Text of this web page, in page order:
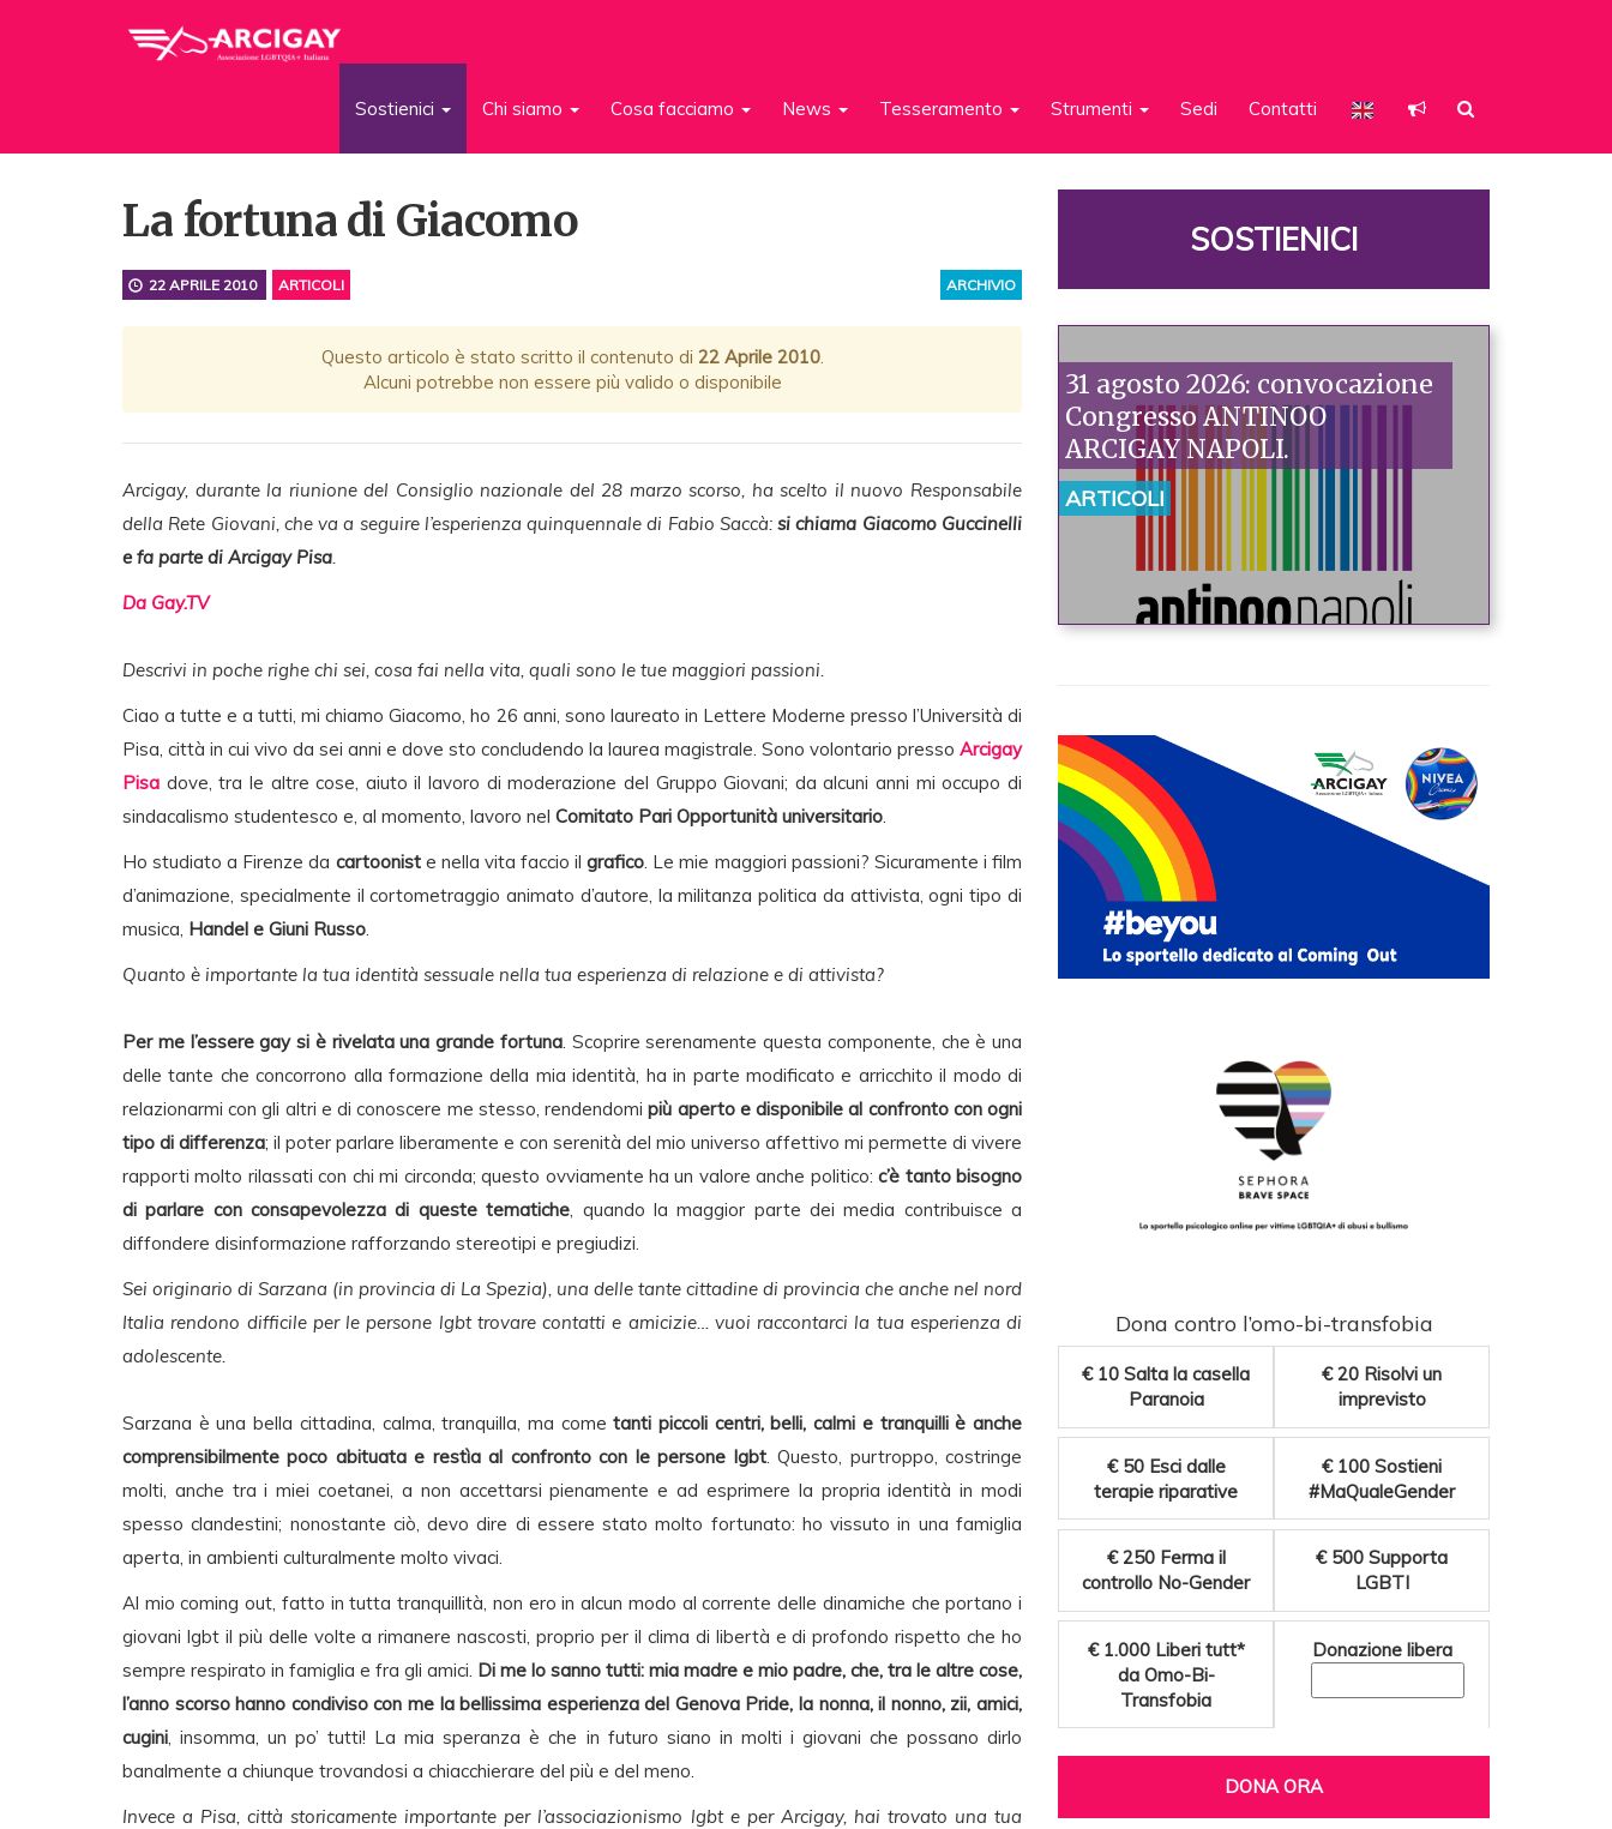
Sostienici Chi siamo Cosa facciamo News Tesseramento Strumenti Sedi Contatti
La fortuna di Giacomo
ARCHIVIO
22 APRILE 2010 ARTICOLI
Questo articolo è stato scritto il contenuto di 22 Aprile 2010.
Alcuni potrebbe non essere più valido o disponibile
Arcigay, durante la riunione del Consiglio nazionale del 28 marzo scorso, ha scelto il nuovo Responsabile
della Rete Giovani, che va a seguire l’esperienza quinquennale di Fabio Saccà:si chiama Giacomo Guccinelli
e fa parte di Arcigay Pisa.
Da Gay.TV
Descrivi in poche righe chi sei, cosa fai nella vita, quali sono le tue maggiori passioni.
Ciao a tutte e a tutti, mi chiamo Giacomo, ho 26 anni, sono laureato in Lettere Moderne presso l’Università di
Pisa, città in cui vivo da sei anni e dove sto concludendo la laurea magistrale. Sono volontario presso Arcigay
Pisa dove, tra le altre cose, aiuto il lavoro di moderazione del Gruppo Giovani; da alcuni anni mi occupo di
sindacalismo studentesco e, al momento, lavoro nel Comitato Pari Opportunità universitario.
Ho studiato a Firenze da cartooniste nella vita faccio ilgrafico. Le mie maggiori passioni? Sicuramente i film
d’animazione, specialmente il cortometraggio animato d’autore, la militanza politica da attivista, ogni tipo di
musica, Handel e Giuni Russo.
Quanto è importante la tua identità sessuale nella tua esperienza di relazione e di attivista?
Per me l’essere gay si è rivelata una grande fortuna. Scoprire serenamente questa componente, che è una
delle tante che concorrono alla formazione della mia identità, ha in parte modificato e arricchito il modo di
relazionarmi con gli altri e di conoscere me stesso, rendendomipiù aperto e disponibile al confronto con ogni
tipo di differenza; il poter parlare liberamente e con serenità del mio universo affettivo mi permette di vivere
rapporti molto rilassati con chi mi circonda; questo ovviamente ha un valore anche politico:c’è tanto bisogno
di parlare con consapevolezza di queste tematiche, quando la maggior parte dei media contribuisce a
diffondere disinformazione rafforzando stereotipi e pregiudizi.
Sei originario di Sarzana (in provincia di La Spezia), una delle tante cittadine di provincia che anche nel nord
Italia rendono difficile per le persone lgbt trovare contatti e amicizie… vuoi raccontarci la tua esperienza di
adolescente.
Sarzana è una bella cittadina, calma, tranquilla, ma cometanti piccoli centri, belli, calmi e tranquilli è anche
comprensibilmente poco abituata e restìa al confronto con le persone lgbt. Questo, purtroppo, costringe
molti, anche tra i miei coetanei, a non accettarsi pienamente e ad esprimere la propria identità in modi
spesso clandestini; nonostante ciò, devo dire di essere stato molto fortunato: ho vissuto in una famiglia
aperta, in ambienti culturalmente molto vivaci.
Al mio coming out, fatto in tutta tranquillità, non ero in alcun modo al corrente delle dinamiche che portano i
giovani lgbt il più delle volte a rimanere nascosti, proprio per il clima di libertà e di profondo rispetto che ho
sempre respirato in famiglia e fra gli amici. Di me lo sanno tutti: mia madre e mio padre, che, tra le altre cose,
l’anno scorso hanno condiviso con me la bellissima esperienza del Genova Pride, la nonna, il nonno, zii, amici,
cugini, insomma, un po’ tutti! La mia speranza è che in futuro siano in molti i giovani che possano dirlo
banalmente a chiunque trovandosi a chiacchierare del più e del meno.
Invece a Pisa, città storicamente importante per l’associazionismo lgbt e per Arcigay, hai trovato una tua
SOSTIENICI
31 agosto 2026: convocazione
Congresso ANTINOO
ARCIGAY NAPOLI.
ARTICOLI
Dona contro l’omo-bi-transfobia
€ 10 Salta la casella
Paranoia
€ 20 Risolvi un
imprevisto
€ 50 Esci dalle
terapie riparative
€ 100 Sostieni
#MaQualeGender
€ 250 Ferma il
controllo No-Gender
€ 500 Supporta
LGBTI
€ 1.000 Liberi tutt*
da Omo-Bi-
Transfobia
Donazione libera
DONA ORA